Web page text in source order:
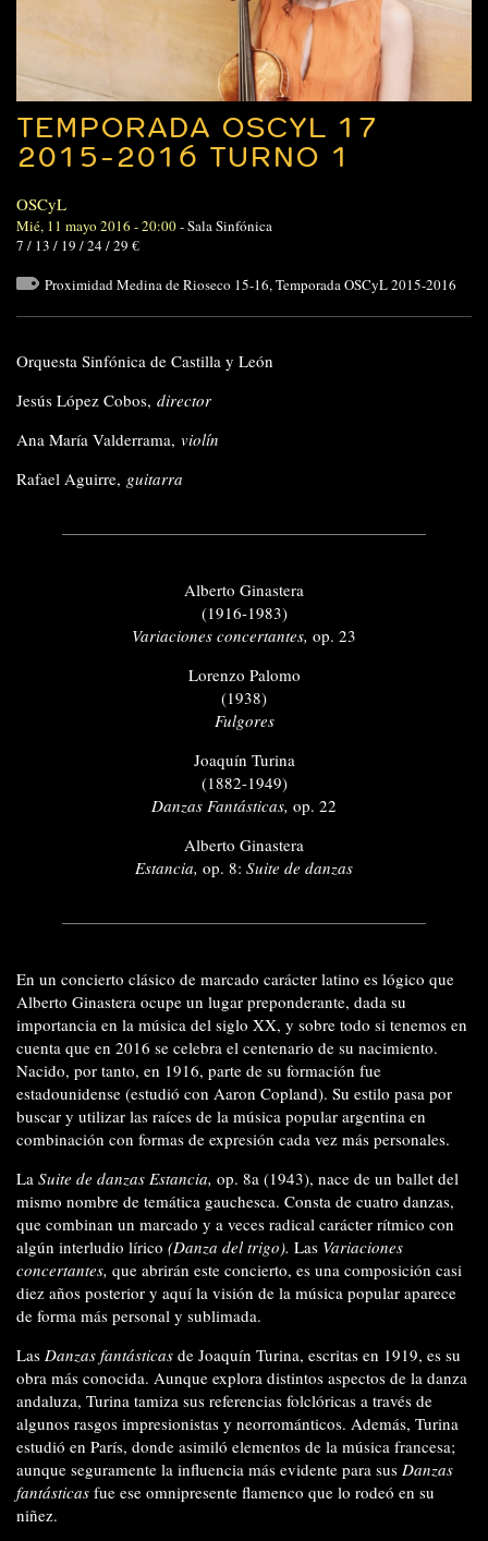
TEMPORADA OSCYL 17
2015-2016 TURNO 1
OSCyL
Mié, 11 mayo 2016 - 20:00-Sala Sinfónica
7 / 13 / 19 / 24 / 29 €
Proximidad Medina de Rioseco 15-16, Temporada OSCyL 2015-2016
Orquesta Sinfónica de Castilla y León
Jesús López Cobos, director
Ana María Valderrama, violín
Rafael Aguirre, guitarra
Alberto Ginastera
(1916-1983)
Variaciones concertantes, op. 23
Lorenzo Palomo
(1938)
Fulgores
Joaquín Turina
(1882-1949)
Danzas Fantásticas, op. 22
Alberto Ginastera
Estancia, op. 8: Suite de danzas
En un concierto clásico de marcado carácter latino es lógico que
Alberto Ginastera ocupe un lugar preponderante, dada su
importancia en la música del siglo XX, y sobre todo si tenemos en
cuenta que en 2016 se celebra el centenario de su nacimiento.
Nacido, por tanto, en 1916, parte de su formación fue
estadounidense (estudió con Aaron Copland). Su estilo pasa por
buscar y utilizar las raíces de la música popular argentina en
combinación con formas de expresión cada vez más personales.
La Suite de danzas Estancia, op. 8a (1943), nace de un ballet del
mismo nombre de temática gauchesca. Consta de cuatro danzas,
que combinan un marcado y a veces radical carácter rítmico con
algún interludio lírico (Danza del trigo). Las Variaciones
concertantes, que abrirán este concierto, es una composición casi
diez años posterior y aquí la visión de la música popular aparece
de forma más personal y sublimada.
Las Danzas fantásticas de Joaquín Turina, escritas en 1919, es su
obra más conocida. Aunque explora distintos aspectos de la danza
andaluza, Turina tamiza sus referencias folclóricas a través de
algunos rasgos impresionistas y neorrománticos. Además, Turina
estudió en París, donde asimiló elementos de la música francesa;
aunque seguramente la influencia más evidente para sus Danzas
fantásticas fue ese omnipresente flamenco que lo rodeó en su
niñez.